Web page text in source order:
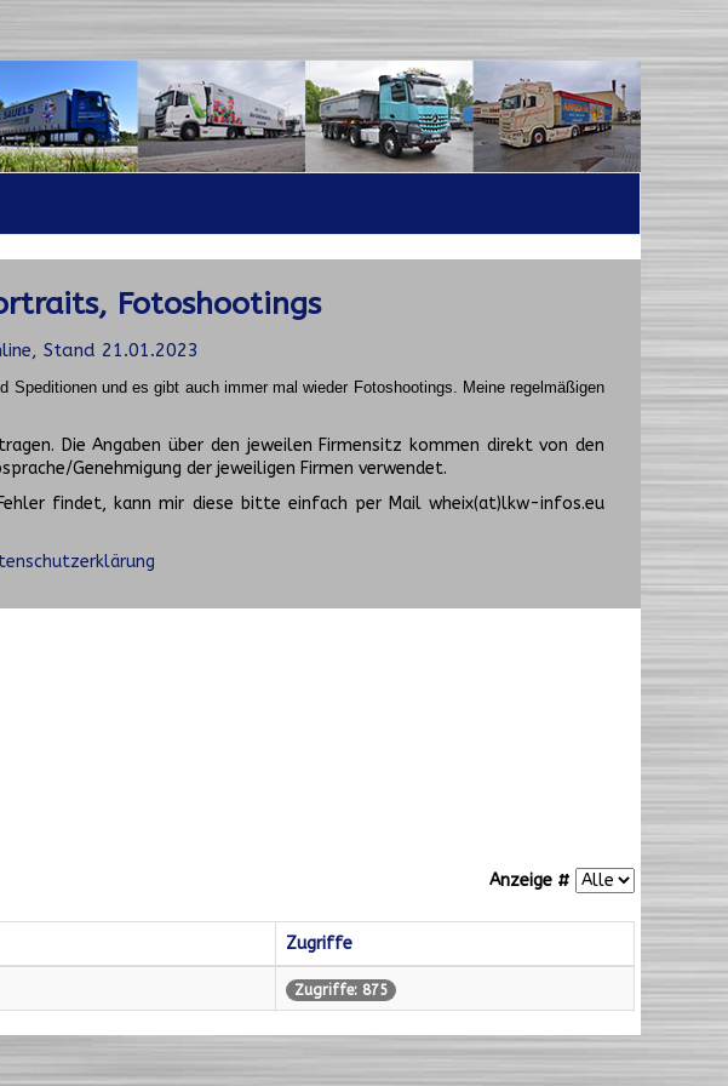
Fotoshootings
Stand 21.01.2023
Speditionen und es gibt auch immer mal wieder Fotoshootings. Meine regelmäßigen
Die Angaben über den jeweilen Firmensitz kommen direkt von den
Genehmigung der jeweiligen Firmen verwendet.
findet, kann mir diese bitte einfach per Mail wheix(at)lkw-infos.eu
Anzeige #
Zugriffe
Zugriffe: 875